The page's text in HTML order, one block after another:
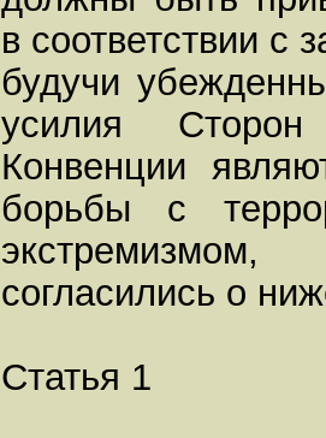
в соответствии с
будучи
усилия
Конвенции
борьбы с
экстремизмом,
согласились о
Статья 1